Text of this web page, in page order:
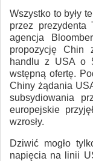
Wszystko to były
przez prezydenta
agencja
propozycję Chin
handlu z USA o
wstępną ofertę.
Chiny żądania
subsydiowania
europejskie
wzrosły.
Dziwić mogło
napięcia na linii